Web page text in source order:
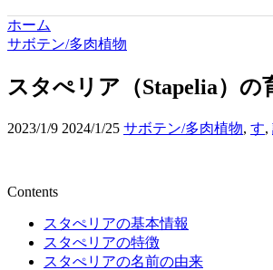
ホーム
サボテン/多肉植物
スタぺリア（Stapelia）の
2023/1/9 2024/1/25 サボテン/多肉植物, す,
Contents
スタぺリアの基本情報
スタぺリアの特徴
スタぺリアの名前の由来